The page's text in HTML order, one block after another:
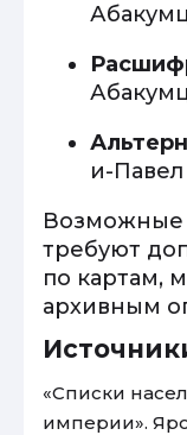
и-Павел
Возможные
требуют
по картам,
архивным
«Списки
империи».